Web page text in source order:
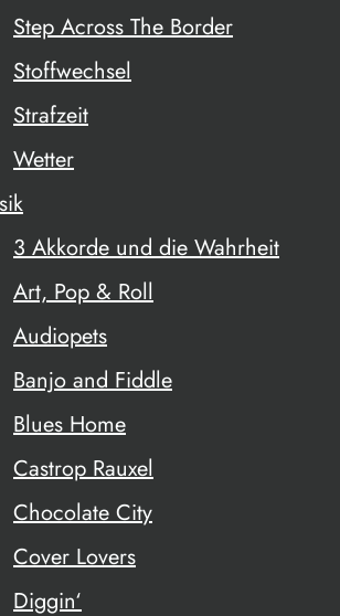
Step Across The Border
Stoffwechsel
Strafzeit
Wetter
3 Akkorde und die Wahrheit
Art, Pop & Roll
Audiopets
Banjo and Fiddle
Blues Home
Castrop Rauxel
Chocolate City
Cover Lovers
Diggin‘